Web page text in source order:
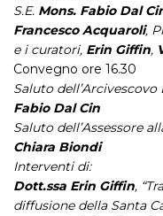
S.E. Mons. Fabio Dal
Francesco Acquaroli,
e i curatori, Erin Giffin,
Convegno ore 16.30
Saluto
Fabio Dal Cin
Saluto dell’Assessore
Chiara Biondi
Interventi di:
Dott.ssa Erin Giffin,
diffusione della Santa